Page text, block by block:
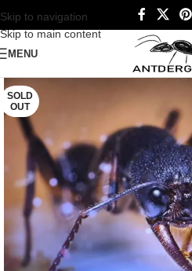
Skip to navigation
Skip to main content
MENU
SOLD
OUT